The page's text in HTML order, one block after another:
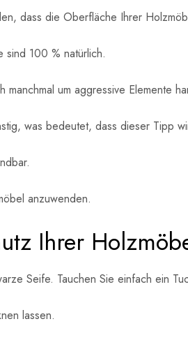
dass die Oberfläche Ihrer
sind 100 % natürlich.
um aggressive Elemente
was bedeutet, dass dieser Tipp
anzuwenden.
Ihrer
Seife. Tauchen Sie einfach ein
lassen.